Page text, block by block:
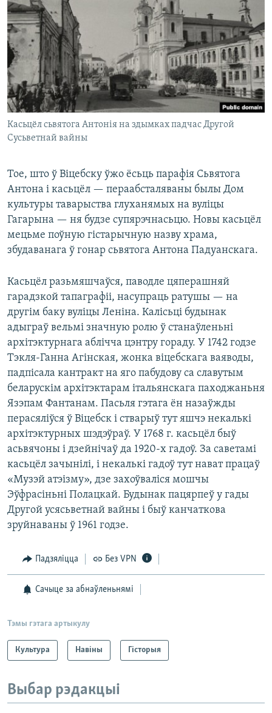
Касьцёл сьвятога Антонія на здымках падчас Другой
Сусьветнай вайны
Тое, што ў Віцебску ўжо ёсьць парафія Сьвятога
Антона і касьцёл — пераабсталяваны былы Дом
культуры таварыства глуханямых на вуліцы
Гагарына — ня будзе супярэчнасьцю. Новы касьцёл
мецьме поўную гістарычную назву храма,
збудаванага ў гонар сьвятога Антона Падуанскага.
Касьцёл разьмяшчаўся, паводле цяперашняй
гарадзкой тапаграфіі, насупраць ратушы — на
другім баку вуліцы Леніна. Калісьці будынак
адыграў вельмі значную ролю ў станаўленьні
архітэктурнага аблічча цэнтру гораду. У 1742 годзе
Тэкля-Ганна Агінская, жонка віцебскага ваяводы,
падпісала кантракт на яго пабудову са славутым
беларускім архітэктарам італьянскага паходжаньня
Язэпам Фантанам. Пасьля гэтага ён назаўжды
перасяліўся ў Віцебск і стварыў тут яшчэ некалькі
архітэктурных шэдэўраў. У 1768 г. касьцёл быў
асьвячоны і дзейнічаў да 1920-х гадоў. За саветамі
касьцёл зачынілі, і некалькі гадоў тут нават працаў
«Музэй атэізму», дзе захоўваліся мошчы
Эўфрасіньні Полацкай. Будынак пацярпеў у гады
Другой усясьветнай вайны і быў канчаткова
зруйнаваны ў 1961 годзе.
Падзяліцца Без VPN
Сачыце за абнаўленьнямі
Тэмы гэтага артыкулу
Культура Навіны Гісторыя
Выбар рэдакцыі